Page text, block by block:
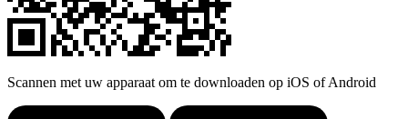
Scannen met uw apparaat om te downloaden op iOS of Android